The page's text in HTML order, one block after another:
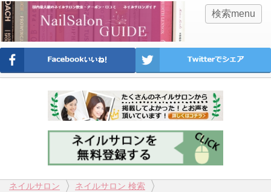
検索menu
ネイルサロン
ネイルサロン 検索